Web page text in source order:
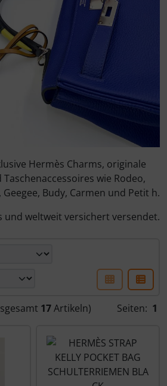
Hermès Charms, originale
wie Rodeo,
Budy, Carmen und Petit h.
und weltweit versichert versendet.
17Artikeln) Seiten: 1